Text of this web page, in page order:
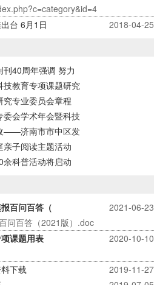
台 6月1日
2018-04-25
40周年强调 努力
技教育专项课题研究
究专业委员会章程
委会学术年会暨科技
——济南市市中区发
亲子阅读主题活动
科普活动将启动
百问百答（
2021-06-23
问百答（2021版）.doc
课题用表
2020-10-10
下载
2019-11-27